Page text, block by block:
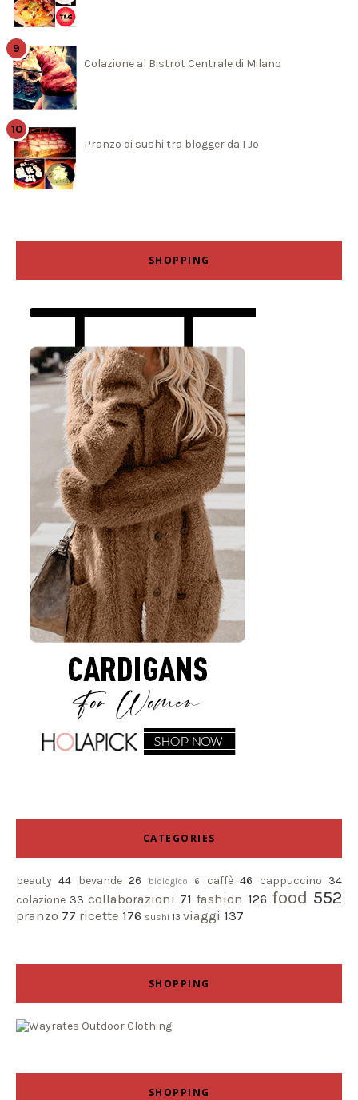
Colazione al Bistrot Centrale di Milano
Pranzo di sushi tra blogger da I Jo
SHOPPING
CATEGORIES
beauty 44 bevande 26 biologico 6 caffè 46 cappuccino 34
colazione 33 collaborazioni 71 fashion 126 food 552
pranzo 77 ricette 176 sushi 13 viaggi 137
SHOPPING
SHOPPING